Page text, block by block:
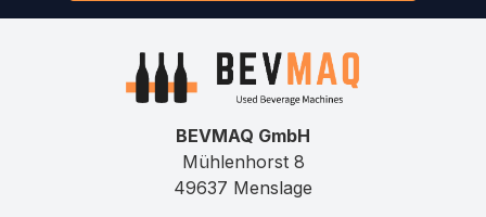
BEVMAQ GmbH
Mühlenhorst 8
49637 Menslage